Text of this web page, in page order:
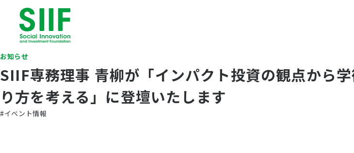
お知らせ
SIIF専務理事 青柳が「インパクト投資の観点から
り方を考える」に登壇いたします
#イベント情報